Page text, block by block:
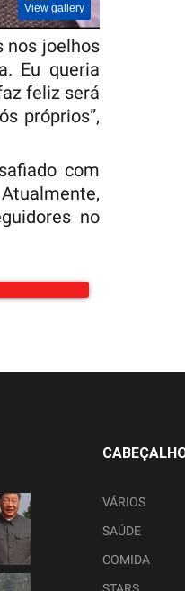
View gallery
nos joelhos
Eu queria
feliz será
próprios”,
com
no
VÁRIOS
SAÚDE
COMIDA